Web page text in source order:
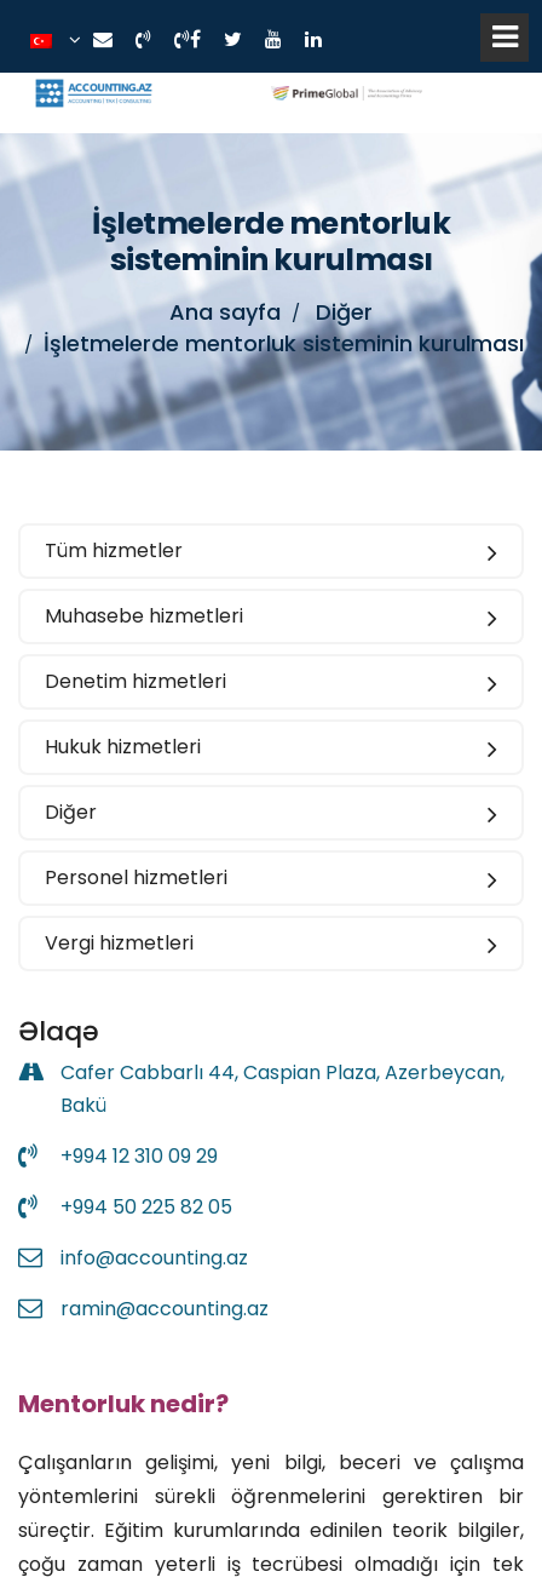
İşletmelerde mentorluk
sisteminin kurulması
Ana sayfa
Diğer
İşletmelerde mentorluk sisteminin kurulması
Tüm hizmetler
Muhasebe hizmetleri
Denetim hizmetleri
Hukuk hizmetleri
Diğer
Personel hizmetleri
Vergi hizmetleri
Əlaqə
Cafer Cabbarlı 44, Caspian Plaza, Azerbeycan,
Bakü
+994 12 310 09 29
+994 50 225 82 05
info@accounting.az
ramin@accounting.az
Mentorluk nedir?
Çalışanların gelişimi, yeni bilgi, beceri ve çalışma
yöntemlerini sürekli öğrenmelerini gerektiren bir
süreçtir. Eğitim kurumlarında edinilen teorik bilgiler,
çoğu zaman yeterli iş tecrübesi olmadığı için tek